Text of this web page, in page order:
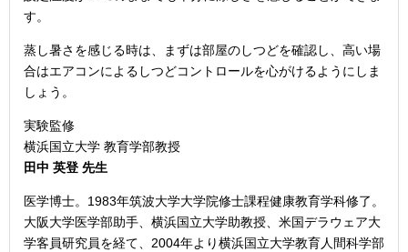
す。
蒸し暑さを感じる時は、まずは部屋のしつどを確認し、高い場
合はエアコンによるしつどコントロールを心がけるようにしま
しょう。
実験監修
横浜国立大学 教育学部教授
田中 英登 先生
医学博士。1983年筑波大学大学院修士課程健康教育学科修了。
大阪大学医学部助手、横浜国立大学助教授、米国デラウェア大
学客員研究員を経て、2004年より横浜国立大学教育人間科学部